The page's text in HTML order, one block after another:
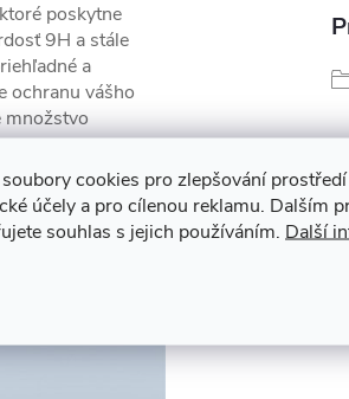
cookies pro zlepšování
účely a pro cílenou reklamu. Dalším
souhlas s jejich používáním. Další
poskytne
9H a stále
a
ochranu vášho
množstvo